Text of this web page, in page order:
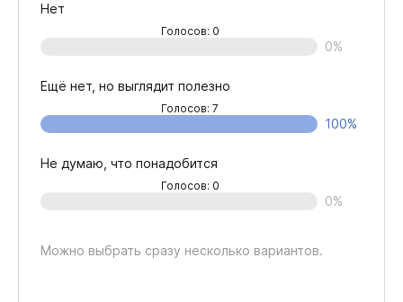
Нет
Голосов: 0
0%
Ещё нет, но выглядит полезно
Голосов: 7
100%
Не думаю, что понадобится
Голосов: 0
0%
Можно выбрать сразу несколько вариантов.